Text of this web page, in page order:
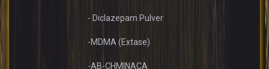
- Diclazepam Pulver
-MDMA (Extase)
-AB-CHMINACA